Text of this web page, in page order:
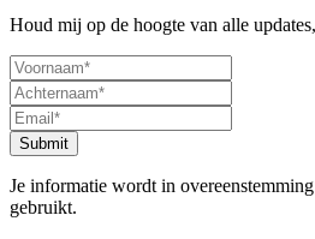
Houd mij op de hoogte van alle
Submit
Je informatie wordt in
gebruikt.